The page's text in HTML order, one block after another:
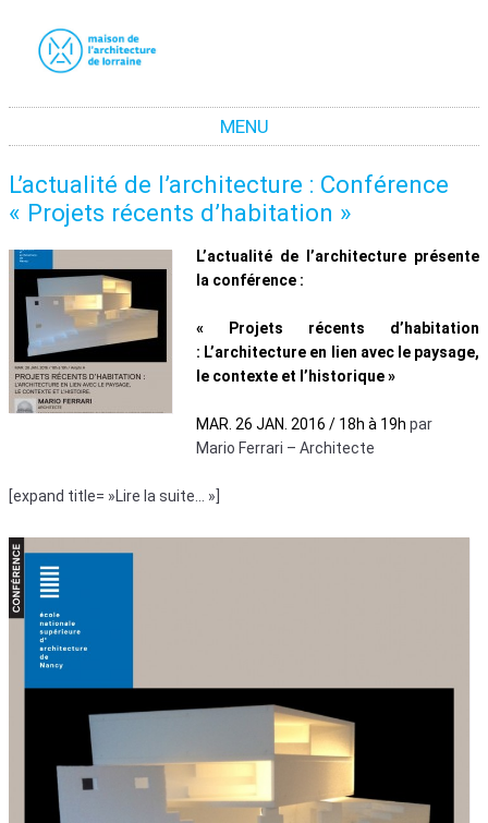
La maison de l'architecture de Lorraine
MENU
L’actualité de l’architecture : Conférence
« Projets récents d’habitation »
L’actualité de l’architecture présente
la conférence :
« Projets récents d’habitation
: L’architecture en lien avec le paysage,
le contexte et l’historique »
MAR. 26 JAN. 2016 / 18h à 19h par
Mario Ferrari – Architecte
[expand title= »Lire la suite… »]